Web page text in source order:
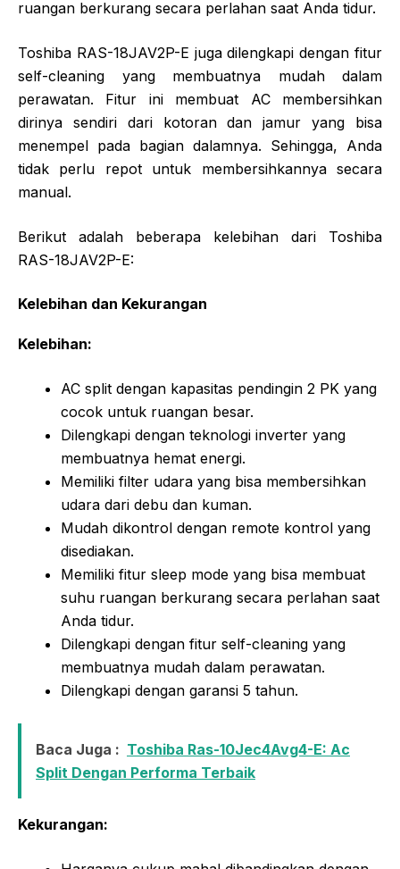
ruangan berkurang secara perlahan saat Anda tidur.
Toshiba RAS-18JAV2P-E juga dilengkapi dengan fitur
self-cleaning yang membuatnya mudah dalam
perawatan. Fitur ini membuat AC membersihkan
dirinya sendiri dari kotoran dan jamur yang bisa
menempel pada bagian dalamnya. Sehingga, Anda
tidak perlu repot untuk membersihkannya secara
manual.
Berikut adalah beberapa kelebihan dari Toshiba
RAS-18JAV2P-E:
Kelebihan dan Kekurangan
Kelebihan:
AC split dengan kapasitas pendingin 2 PK yang
cocok untuk ruangan besar.
Dilengkapi dengan teknologi inverter yang
membuatnya hemat energi.
Memiliki filter udara yang bisa membersihkan
udara dari debu dan kuman.
Mudah dikontrol dengan remote kontrol yang
disediakan.
Memiliki fitur sleep mode yang bisa membuat
suhu ruangan berkurang secara perlahan saat
Anda tidur.
Dilengkapi dengan fitur self-cleaning yang
membuatnya mudah dalam perawatan.
Dilengkapi dengan garansi 5 tahun.
Baca Juga : Toshiba Ras-10Jec4Avg4-E: Ac
Split Dengan Performa Terbaik
Kekurangan: